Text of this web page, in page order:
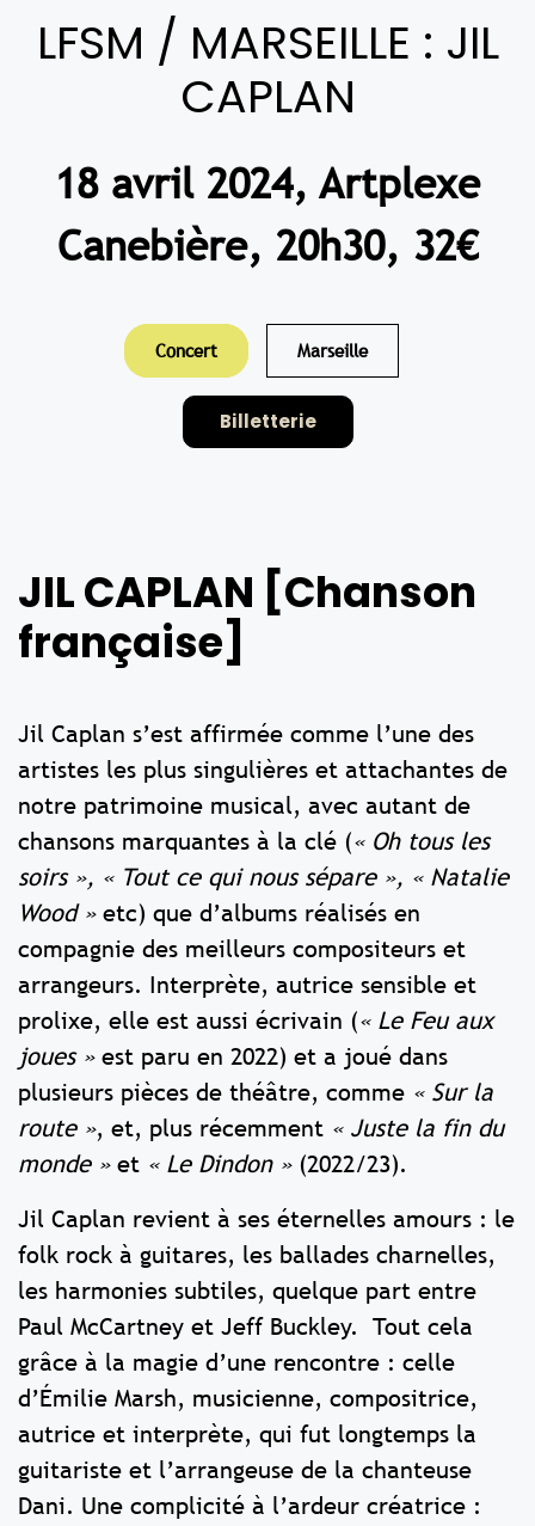
LFSM / MARSEILLE : JIL
CAPLAN
18 avril 2024, Artplexe
Canebière, 20h30, 32€
Concert Marseille
Billetterie
JIL CAPLAN [Chanson
française]
Jil Caplan s’est affirmée comme l’une des
artistes les plus singulières et attachantes de
notre patrimoine musical, avec autant de
chansons marquantes à la clé (« Oh tous les
soirs », « Tout ce qui nous sépare », « Natalie
Wood »etc) que d’albums réalisés en
compagnie des meilleurs compositeurs et
arrangeurs. Interprète, autrice sensible et
prolixe, elle est aussi écrivain (« Le Feu aux
joues »est paru en 2022) et a joué dans
plusieurs pièces de théâtre, comme « Sur la
route », et, plus récemment « Juste la fin du
monde »et « Le Dindon »(2022/23).
Jil Caplan revient à ses éternelles amours : le
folk rock à guitares, les ballades charnelles,
les harmonies subtiles, quelque part entre
Paul McCartney et Jeff Buckley. Tout cela
grâce à la magie d’une rencontre : celle
d’Émilie Marsh, musicienne, compositrice,
autrice et interprète, qui fut longtemps la
guitariste et l’arrangeuse de la chanteuse
Dani. Une complicité à l’ardeur créatrice :